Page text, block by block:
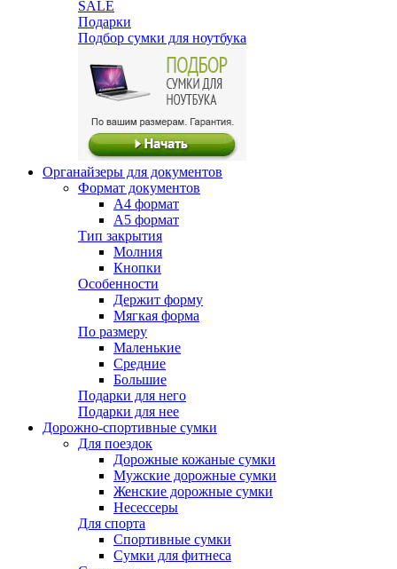
SALE
Подарки
Подбор сумки для ноутбука
Органайзеры для документов
Формат документов
А4 формат
А5 формат
Тип закрытия
Молния
Кнопки
Особенности
Держит форму
Мягкая форма
По размеру
Маленькие
Средние
Большие
Подарки для него
Подарки для нее
Дорожно-спортивные сумки
Для поездок
Дорожные кожаные сумки
Мужские дорожные сумки
Женские дорожные сумки
Несессеры
Для спорта
Спортивные сумки
Сумки для фитнеса